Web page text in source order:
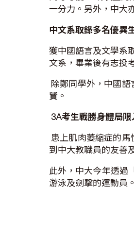
一分力。另外，中大
中文系取錄多名優異
獲中國語言及文學系
文系，畢業後有志投
除鄭同學外，中國
賢。
3A考生戰勝身體局限
患上肌肉萎縮症的
到中大教職員的友善
此外，中大今年透過
游泳及劍擊的運動員。